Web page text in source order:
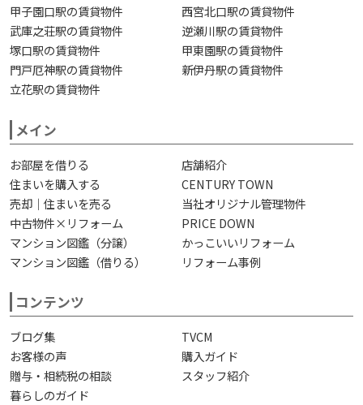
甲子園口駅の賃貸物件
西宮北口駅の賃貸物件
武庫之荘駅の賃貸物件
逆瀬川駅の賃貸物件
塚口駅の賃貸物件
甲東園駅の賃貸物件
門戸厄神駅の賃貸物件
新伊丹駅の賃貸物件
立花駅の賃貸物件
メイン
お部屋を借りる
店舗紹介
住まいを購入する
CENTURY TOWN
売却｜住まいを売る
当社オリジナル管理物件
中古物件×リフォーム
PRICE DOWN
マンション図鑑（分譲）
かっこいいリフォーム
マンション図鑑（借りる）
リフォーム事例
コンテンツ
ブログ集
TVCM
お客様の声
購入ガイド
贈与・相続税の相談
スタッフ紹介
暮らしのガイド